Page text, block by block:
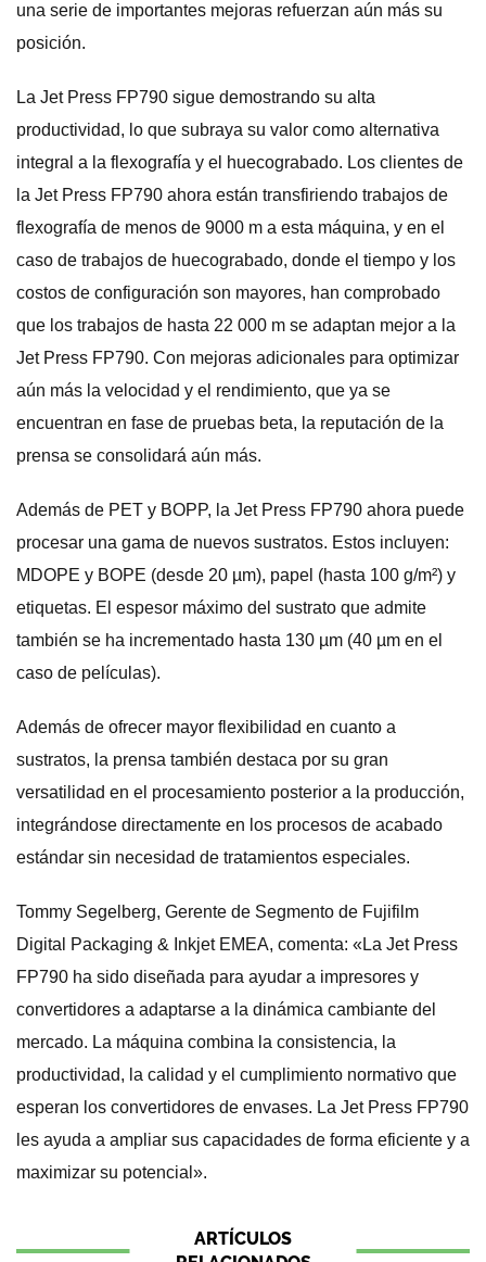
una serie de importantes mejoras refuerzan aún más su
posición.
La Jet Press FP790 sigue demostrando su alta
productividad, lo que subraya su valor como alternativa
integral a la flexografía y el huecograbado. Los clientes de
la Jet Press FP790 ahora están transfiriendo trabajos de
flexografía de menos de 9000 m a esta máquina, y en el
caso de trabajos de huecograbado, donde el tiempo y los
costos de configuración son mayores, han comprobado
que los trabajos de hasta 22 000 m se adaptan mejor a la
Jet Press FP790. Con mejoras adicionales para optimizar
aún más la velocidad y el rendimiento, que ya se
encuentran en fase de pruebas beta, la reputación de la
prensa se consolidará aún más.
Además de PET y BOPP, la Jet Press FP790 ahora puede
procesar una gama de nuevos sustratos. Estos incluyen:
MDOPE y BOPE (desde 20 µm), papel (hasta 100 g/m²) y
etiquetas. El espesor máximo del sustrato que admite
también se ha incrementado hasta 130 µm (40 µm en el
caso de películas).
Además de ofrecer mayor flexibilidad en cuanto a
sustratos, la prensa también destaca por su gran
versatilidad en el procesamiento posterior a la producción,
integrándose directamente en los procesos de acabado
estándar sin necesidad de tratamientos especiales.
Tommy Segelberg, Gerente de Segmento de Fujifilm
Digital Packaging & Inkjet EMEA, comenta: «La Jet Press
FP790 ha sido diseñada para ayudar a impresores y
convertidores a adaptarse a la dinámica cambiante del
mercado. La máquina combina la consistencia, la
productividad, la calidad y el cumplimiento normativo que
esperan los convertidores de envases. La Jet Press FP790
les ayuda a ampliar sus capacidades de forma eficiente y a
maximizar su potencial».
ARTÍCULOS